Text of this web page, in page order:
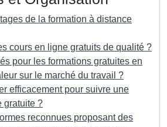
de la formation à distance
cours en ligne gratuits de qualité ?
pour les formations gratuites en
sur le marché du travail ?
efficacement pour suivre une
gratuite ?
reconnues proposant des